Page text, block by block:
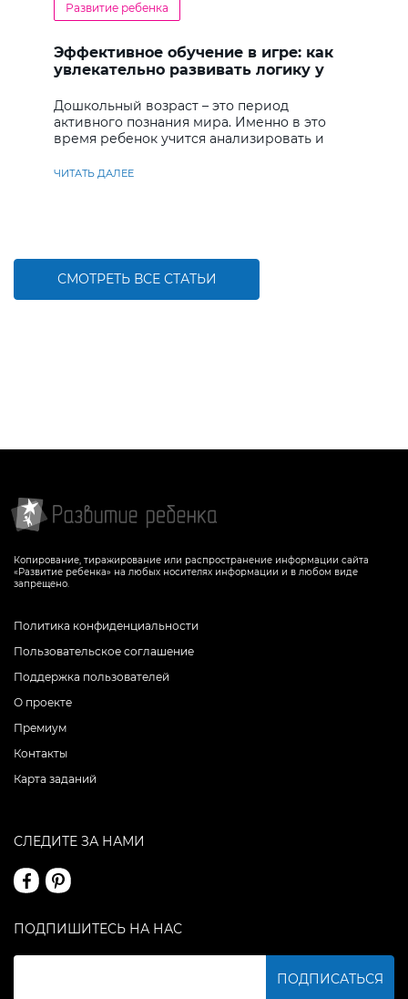
Развитие ребенка
Эффективное обучение в игре: как
увлекательно развивать логику у
Дошкольный возраст – это период
активного познания мира. Именно в это
время ребенок учится анализировать и
ЧИТАТЬ ДАЛЕЕ
СМОТРЕТЬ ВСЕ СТАТЬИ
Копирование, тиражирование или распространение информации сайта
«Развитие ребенка» на любых носителях информации и в любом виде
запрещено.
Политика конфиденциальности
Пользовательское соглашение
Поддержка пользователей
О проекте
Премиум
Контакты
Карта заданий
СЛЕДИТЕ ЗА НАМИ
ПОДПИШИТЕСЬ НА НАС
ПОДПИСАТЬСЯ